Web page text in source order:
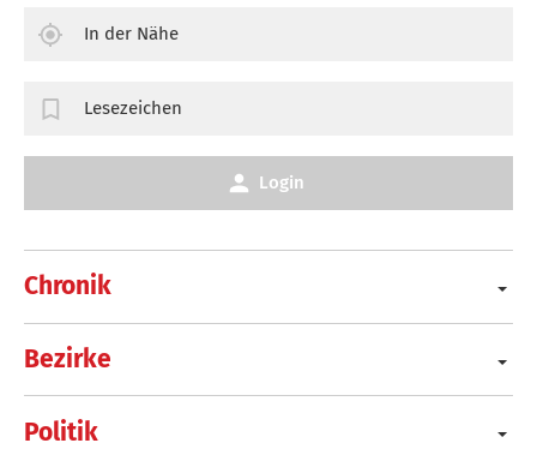
Chronik
Bezirke
Politik
In der Nähe
Lesezeichen
Login